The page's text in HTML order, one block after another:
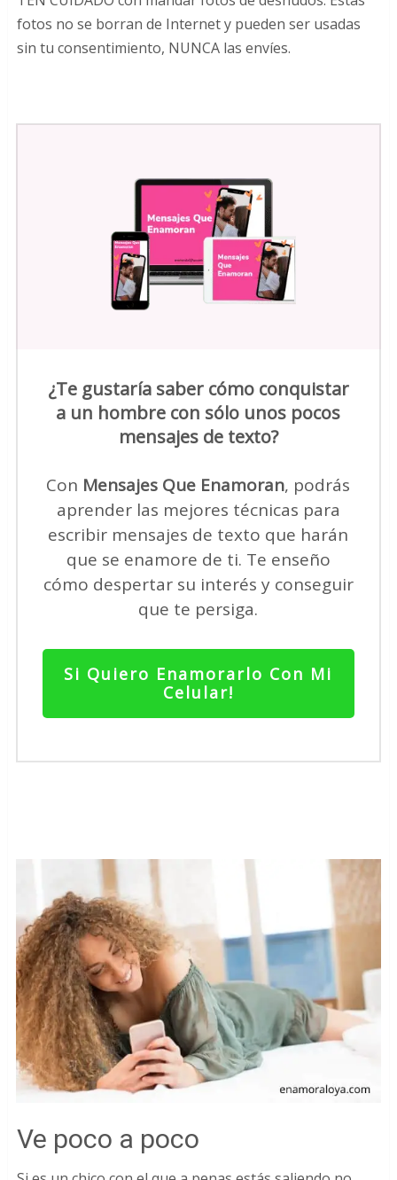
fotos no se borran de Internet y pueden ser usadas
sin tu consentimiento, NUNCA las envíes.
¿Te gustaría saber cómo conquistar
a un hombre con sólo unos pocos
mensajes de texto?
Con Mensajes Que Enamoran, podrás
aprender las mejores técnicas para
escribir mensajes de texto que harán
que se enamore de ti. Te enseño
cómo despertar su interés y conseguir
que te persiga.
Si Quiero Enamorarlo Con Mi
Celular!
Ve poco a poco